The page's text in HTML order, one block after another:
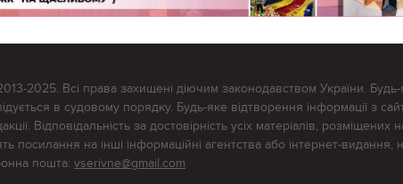
2025. Всі права захищені діючим законодавством України.
в судовому порядку. Будь-яке відтворення інформації з
Відповідальність за достовірність усіх матеріалів, розміщених
посилання на інші інформаційні агентства або інтернет-видання,
пошта: vserivne@gmail.com